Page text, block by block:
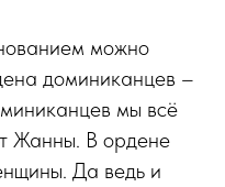
можно
доминиканцев –
мы всё
Жанны. В ордене
Да ведь и